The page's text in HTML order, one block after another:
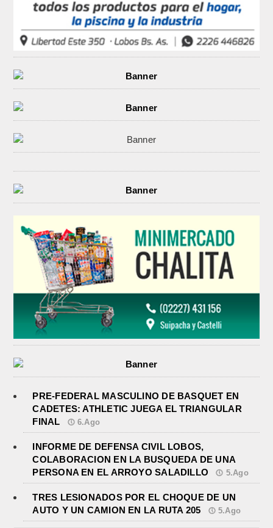
PRE-FEDERAL MASCULINO DE BASQUET EN
CADETES: ATHLETIC JUEGA EL TRIANGULAR
FINAL
6.Ago
INFORME DE DEFENSA CIVIL LOBOS,
COLABORACION EN LA BUSQUEDA DE UNA
PERSONA EN EL ARROYO SALADILLO
5.Ago
TRES LESIONADOS POR EL CHOQUE DE UN
AUTO Y UN CAMION EN LA RUTA 205
5.Ago
INFORME DE DEFENSA CIVIL
LOBOS, COLABORACION EN LA
BUSQUEDA DE UNA PERSONA EN
EL ARROYO SALADILLO
agosto 5, 2026